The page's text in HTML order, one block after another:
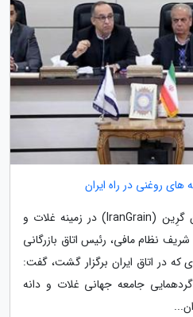
اولین کنفرانس بین المللی ایران گرِین (IranGrain) در زمینه غلات و
نظام مافی، رئیس اتاق بازرگانی
در اتاق ایران برگزار گشت، گفت:
جامعه جهانی غلات و دانه